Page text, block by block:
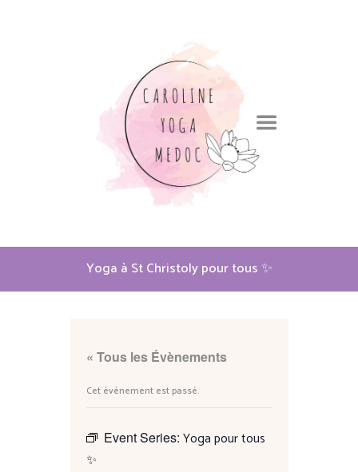
Yoga à St Christoly pour tous ✨
« Tous les Évènements
Cet évènement est passé.
Event Series: Yoga pour tous
✨